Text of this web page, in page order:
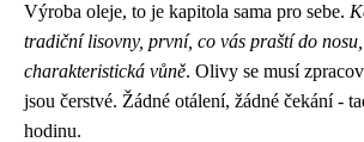
Výroba oleje, to je kapitola sama pro sebe.
tradiční lisovny, první, co vás praští do
charakteristická vůně. Olivy se musí
jsou čerstvé. Žádné otálení, žádné čekání -
hodinu.